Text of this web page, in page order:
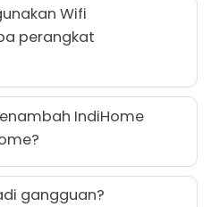
Wifi
perangkat
IndiHome
gangguan?